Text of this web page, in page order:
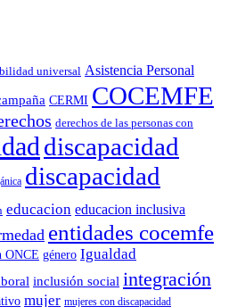
universal Asistencia Personal
CERMI COCEMFE
derechos de las personas con
discapacidad
discapacidad
educacion educacion inclusiva
entidades cocemfe
ONCE género Igualdad
inclusión social integración
mujer mujeres con discapacidad